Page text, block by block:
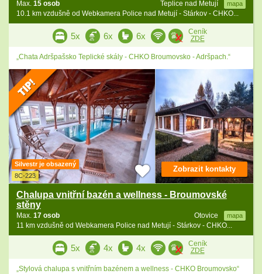
Teplice nad Metují mapa
Max. 15 osob
10.1 km vzdušně od Webkamera Police nad Metují - Stárkov - CHKO...
5x 6x 6x
Ceník
ZDE
„Chata Adršpašsko Teplické skály - CHKO Broumovsko - Adršpach.“
Silvestr je obsazený
8C-223
Chalupa vnitřní bazén a wellness - Broumovské
stěny
Otovice mapa
Max. 17 osob
11 km vzdušně od Webkamera Police nad Metují - Stárkov - CHKO...
Zobrazit kontakty
5x 4x 4x
Ceník
ZDE
„Stylová chalupa s vnitřním bazénem a wellness - CHKO Broumovsko“